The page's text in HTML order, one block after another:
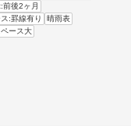
前後2ヶ月
:罫線有り
晴雨表
ース大